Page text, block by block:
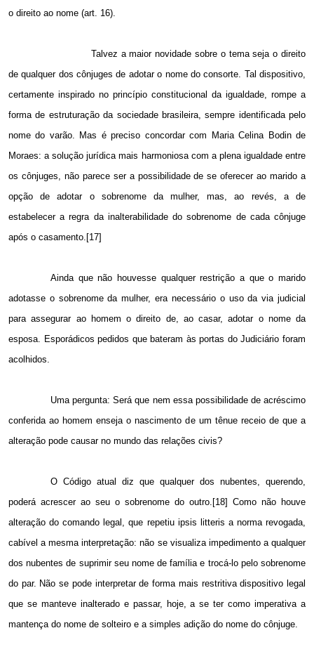
o direito ao nome (art. 16).
Talvez a maior novidade sobre o tema seja o direito
de qualquer dos cônjuges de adotar o nome do consorte. Tal dispositivo,
certamente inspirado no princípio constitucional da igualdade, rompe a
forma de estruturação da sociedade brasileira, sempre identificada pelo
nome do varão. Mas é preciso concordar com Maria Celina Bodin de
Moraes: a solução jurídica mais harmoniosa com a plena igualdade entre
os cônjuges, não parece ser a possibilidade de se oferecer ao marido a
opção de adotar o sobrenome da mulher, mas, ao revés, a de
estabelecer a regra da inalterabilidade do sobrenome de cada cônjuge
após o casamento.[17]
Ainda que não houvesse qualquer restrição a que o marido
adotasse o sobrenome da mulher, era necessário o uso da via judicial
para assegurar ao homem o direito de, ao casar, adotar o nome da
esposa. Esporádicos pedidos que bateram às portas do Judiciário foram
acolhidos.
Uma pergunta: Será que nem essa possibilidade de acréscimo
conferida ao homem enseja o nascimento de um tênue receio de que a
alteração pode causar no mundo das relações civis?
O Código atual diz que qualquer dos nubentes, querendo,
poderá acrescer ao seu o sobrenome do outro.[18] Como não houve
alteração do comando legal, que repetiu ipsis litteris a norma revogada,
cabível a mesma interpretação: não se visualiza impedimento a qualquer
dos nubentes de suprimir seu nome de família e trocá-lo pelo sobrenome
do par. Não se pode interpretar de forma mais restritiva dispositivo legal
que se manteve inalterado e passar, hoje, a se ter como imperativa a
mantença do nome de solteiro e a simples adição do nome do cônjuge.